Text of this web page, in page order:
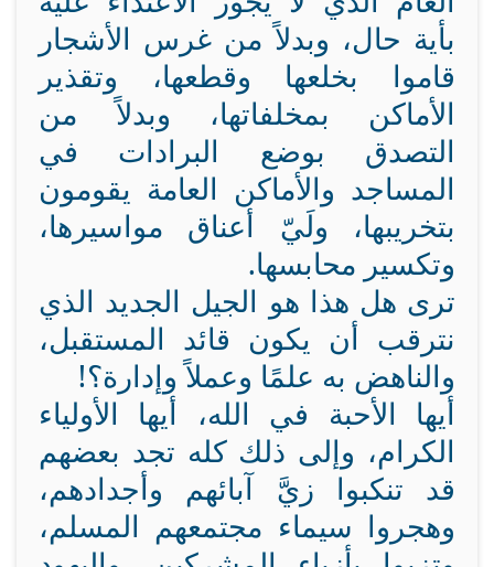
بأية حال، وبدلاً من غرس الأشجار
قاموا بخلعها وقطعها، وتقذير
الأماكن بمخلفاتها، وبدلاً من
التصدق بوضع البرادات في
المساجد والأماكن العامة يقومون
بتخريبها، ولَيّ أعناق مواسيرها،
وتكسير محابسها.
ترى هل هذا هو الجيل الجديد الذي
نترقب أن يكون قائد المستقبل،
والناهض به علمًا وعملاً وإدارة؟!
أيها الأحبة في الله، أيها الأولياء
الكرام، وإلى ذلك كله تجد بعضهم
قد تنكبوا زيَّ آبائهم وأجدادهم،
وهجروا سيماء مجتمعهم المسلم،